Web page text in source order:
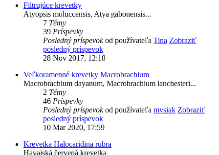
Filtrujúce krevetky
Atyopsis moluccensis, Atya gabonensis...
7 Témy
39 Príspevky
Posledný príspevokod používateľa Tina Zobraziť
posledný príspevok
28 Nov 2017, 12:18
Veľkoramenné krevetky Macrobrachium
Macrobrachium dayanum, Macrobrachium lanchesteri...
2 Témy
46 Príspevky
Posledný príspevokod používateľa mysiak Zobraziť
posledný príspevok
10 Mar 2020, 17:59
Krevetka Halocaridina rubra
Havajská červená krevetka